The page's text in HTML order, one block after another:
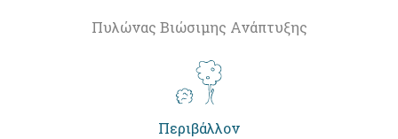
Πυλώνας Βιώσιμης Ανάπτυξης
Περιβάλλον